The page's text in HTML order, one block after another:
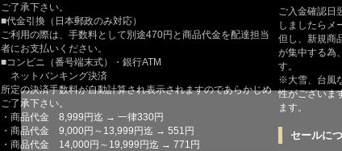
ご了承下さい。
■代金引換（日本郵政のみ対応）
ご利用の際は、手数料として別途470円と商品代金を配達担当
者にお支払いください。
■コンビニ（番号端末式）・銀行ATM
ネットバンキング決済
所定の決済手数料が自動計算され表示されますのであらかじめ
ご了承下さい。
・商品代金 8,999円迄 → 一律330円
・商品代金 9,000円～13,999円迄 → 551円
・商品代金 14,000円～19,999円迄 → 771円
ご入金確認日
しましたらメ
但し、新規商
が集中する為
す。
※大雪、台風
性がございま
ます。
セールに